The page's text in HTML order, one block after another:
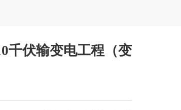
千伏输变电工程（变